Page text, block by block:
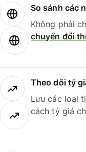
So sánh các
Không phải
chuyển đổi
Theo dõi tỷ
Lưu các loại
cách tỷ giá